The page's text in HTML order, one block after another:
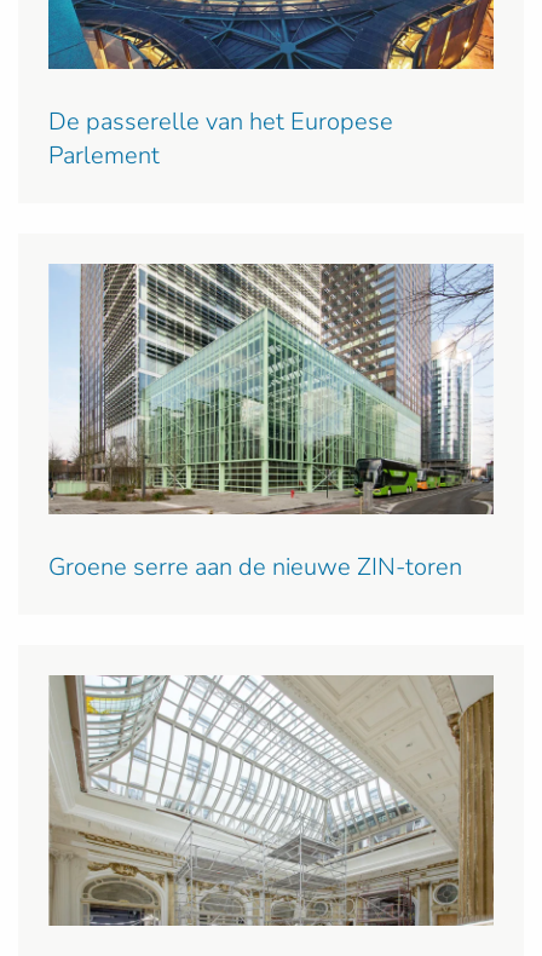
De passerelle van het Europese
Parlement
Groene serre aan de nieuwe ZIN-toren